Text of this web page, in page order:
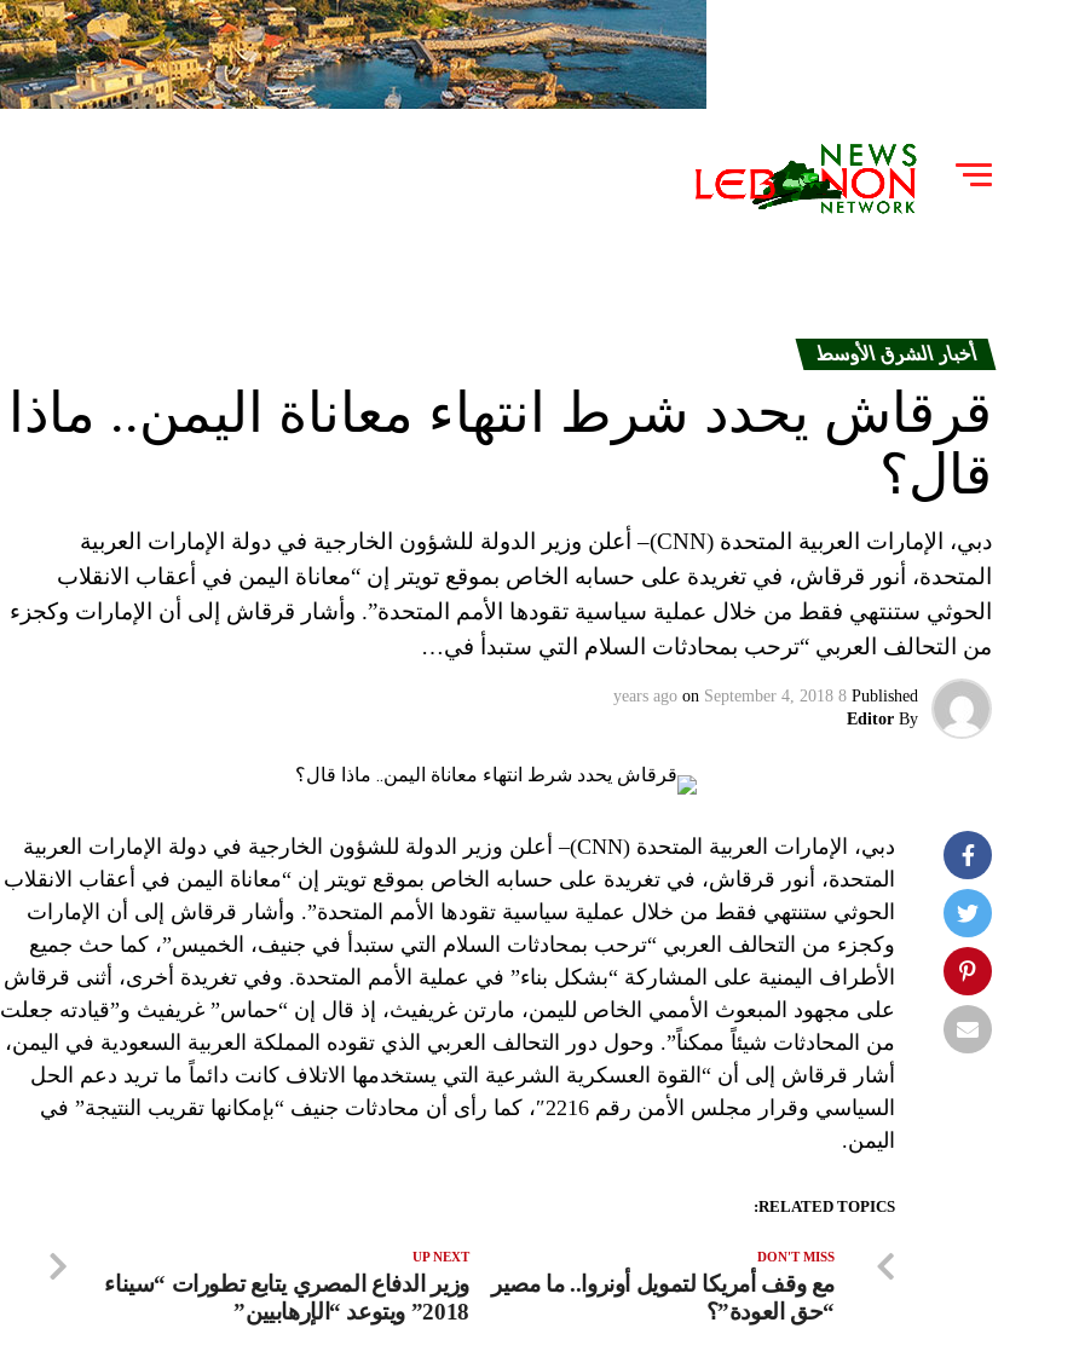
أخبار الشرق الأوسط
قرقاش يحدد شرط انتهاء معاناة اليمن.. ماذا
قال؟
دبي، الإمارات العربية المتحدة (CNN)– أعلن وزير الدولة للشؤون الخارجية في دولة الإمارات العربية
المتحدة، أنور قرقاش، في تغريدة على حسابه الخاص بموقع تويتر إن “معاناة اليمن في أعقاب الانقلاب
الحوثي ستنتهي فقط من خلال عملية سياسية تقودها الأمم المتحدة”. وأشار قرقاش إلى أن الإمارات وكجزء
من التحالف العربي “ترحب بمحادثات السلام التي ستبدأ في…
Published
8 years ago
on September 4, 2018
By
Editor
دبي، الإمارات العربية المتحدة (CNN)– أعلن وزير الدولة للشؤون الخارجية في دولة الإمارات العربية
المتحدة، أنور قرقاش، في تغريدة على حسابه الخاص بموقع تويتر إن “معاناة اليمن في أعقاب الانقلاب
الحوثي ستنتهي فقط من خلال عملية سياسية تقودها الأمم المتحدة”. وأشار قرقاش إلى أن الإمارات
وكجزء من التحالف العربي “ترحب بمحادثات السلام التي ستبدأ في جنيف، الخميس”، كما حث جميع
الأطراف اليمنية على المشاركة “بشكل بناء” في عملية الأمم المتحدة. وفي تغريدة أخرى، أثنى قرقاش
على مجهود المبعوث الأممي الخاص لليمن، مارتن غريفيث، إذ قال إن “حماس” غريفيث و”قيادته جعلت
من المحادثات شيئاً ممكناً”. وحول دور التحالف العربي الذي تقوده المملكة العربية السعودية في اليمن،
أشار قرقاش إلى أن “القوة العسكرية الشرعية التي يستخدمها الاتلاف كانت دائماً ما تريد دعم الحل
السياسي وقرار مجلس الأمن رقم 2216″، كما رأى أن محادثات جنيف “بإمكانها تقريب النتيجة” في
اليمن.
RELATED TOPICS:
UP NEXT
وزير الدفاع المصري يتابع تطورات “سيناء
2018” ويتوعد “الإرهابيين”
DON'T MISS
مع وقف أمريكا لتمويل أونروا.. ما مصير
“حق العودة”؟